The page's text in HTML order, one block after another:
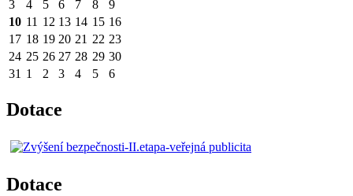
3 4 5 6 7 8
9
10 11 12 13 14 15 16
17 18 19 20 21 22 23
24 25 26 27 28 29 30
31 1 2 3 4 5 6
Dotace
Dotace